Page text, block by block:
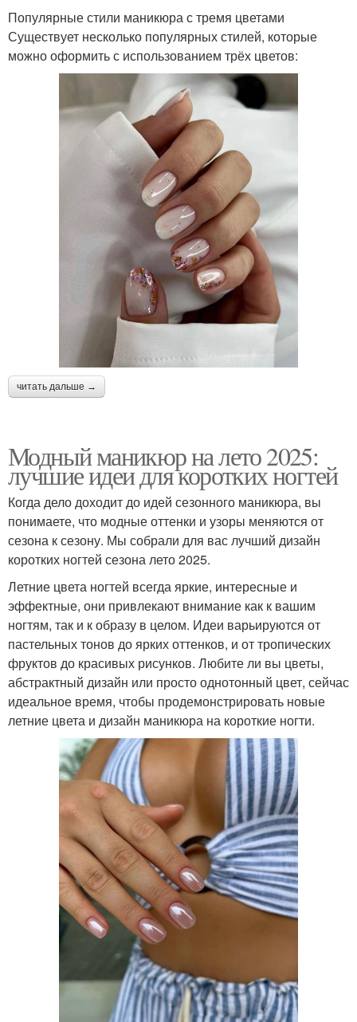
Популярные стили маникюра с тремя цветами
Существует несколько популярных стилей, которые
можно оформить с использованием трёх цветов:
читать дальше →
Модный маникюр на лето 2025:
лучшие идеи для коротких ногтей
Когда дело доходит до идей сезонного маникюра, вы
понимаете, что модные оттенки и узоры меняются от
сезона к сезону. Мы собрали для вас лучший дизайн
коротких ногтей сезона лето 2025.
Летние цвета ногтей всегда яркие, интересные и
эффектные, они привлекают внимание как к вашим
ногтям, так и к образу в целом. Идеи варьируются от
пастельных тонов до ярких оттенков, и от тропических
фруктов до красивых рисунков. Любите ли вы цветы,
абстрактный дизайн или просто однотонный цвет, сейчас
идеальное время, чтобы продемонстрировать новые
летние цвета и дизайн маникюра на короткие ногти.